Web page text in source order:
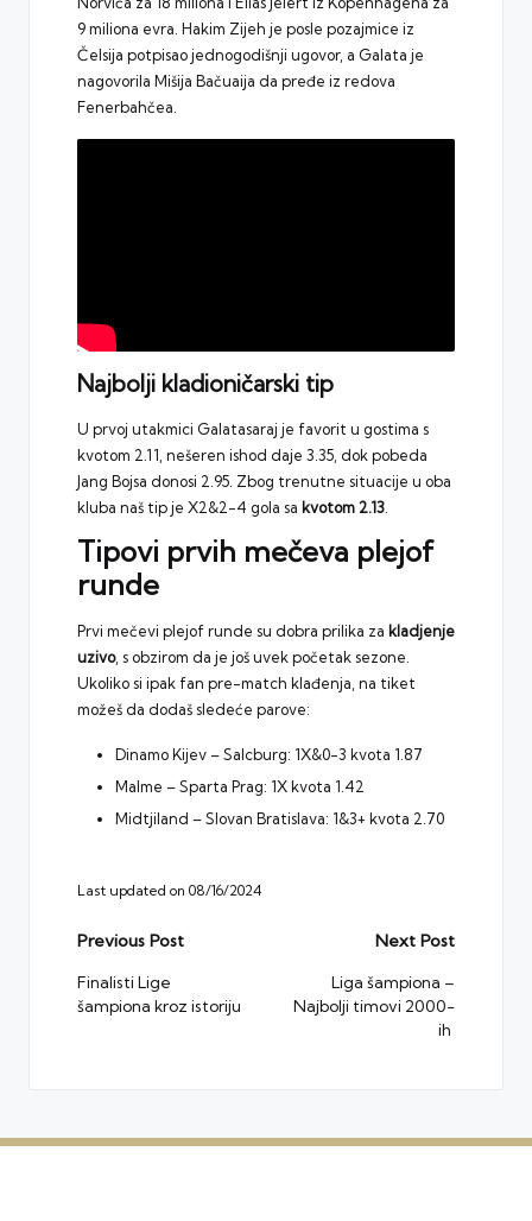
9 miliona evra. Hakim Zijeh je posle pozajmice iz
Čelsija potpisao jednogodišnji ugovor, a Galata je
nagovorila Mišija Bačuaija da pređe iz redova
Fenerbahčea.
Najbolji kladioničarski tip
U prvoj utakmici Galatasaraj je favorit u gostima s
kvotom 2.11, nešeren ishod daje 3.35, dok pobeda
Jang Bojsa donosi 2.95. Zbog trenutne situacije u oba
kluba naš tip je X2&2-4 gola sa kvotom 2.13
Tipovi prvih mečeva plejof
runde
Prvi mečevi plejof runde su dobra prilika za kladjenje
uzivo, s obzirom da je još uvek početak sezone.
Ukoliko si ipak fan pre-match klađenja, na tiket
možeš da dodaš sledeće parove:
Dinamo Kijev – Salcburg: 1X&0-3 kvota 1.87
Malme – Sparta Prag: 1X kvota 1.42
Midtjiland – Slovan Bratislava: 1&3+ kvota 2.70
Last updated on 08/16/2024
Post
navigation
Previous Post
Finalisti Lige
šampiona kroz istoriju
Next Post
Liga šampiona –
Najbolji timovi 2000-
ih